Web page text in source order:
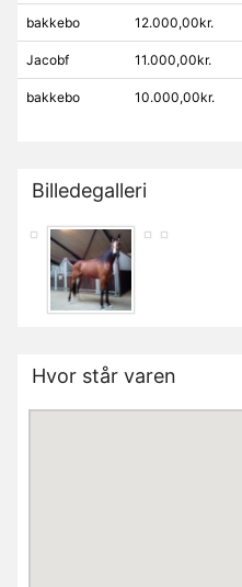
bakkebo 12.000,00kr.
Jacobf 11.000,00kr.
bakkebo 10.000,00kr.
Billedegalleri
Hvor står varen